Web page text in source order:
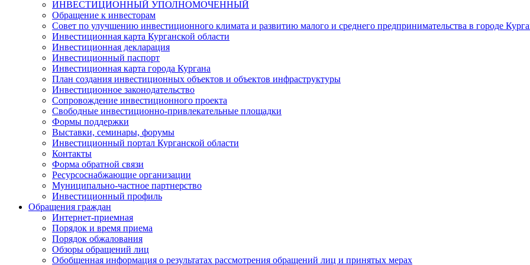
ИНВЕСТИЦИОННЫЙ УПОЛНОМОЧЕННЫЙ
Обращение к инвесторам
Совет по улучшению инвестиционного климата и развитию малого и среднего предпринимательства в городе
Инвестиционная карта Курганской области
Инвестиционная декларация
Инвестиционный паспорт
Инвестиционная карта города Кургана
План создания инвестиционных объектов и объектов инфраструктуры
Инвестиционное законодательство
Сопровождение инвестиционного проекта
Свободные инвестиционно-привлекательные площадки
Формы поддержки
Выставки, семинары, форумы
Инвестиционный портал Курганской области
Контакты
Форма обратной связи
Ресурсоснабжающие организации
Муниципально-частное партнерство
Инвестиционный профиль
Обращения граждан
Интернет-приемная
Порядок и время приема
Порядок обжалования
Обзоры обращений лиц
Обобщенная информация о результатах рассмотрения обращений лиц и принятых мерах